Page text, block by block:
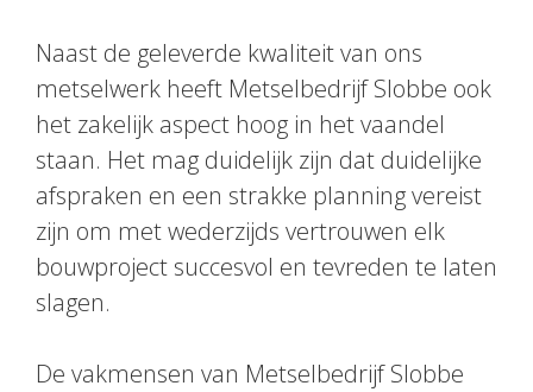
Naast de geleverde kwaliteit van ons
metselwerk heeft Metselbedrijf Slobbe ook
het zakelijk aspect hoog in het vaandel
staan. Het mag duidelijk zijn dat duidelijke
afspraken en een strakke planning vereist
zijn om met wederzijds vertrouwen elk
bouwproject succesvol en tevreden te laten
slagen.
De vakmensen van Metselbedrijf Slobbe